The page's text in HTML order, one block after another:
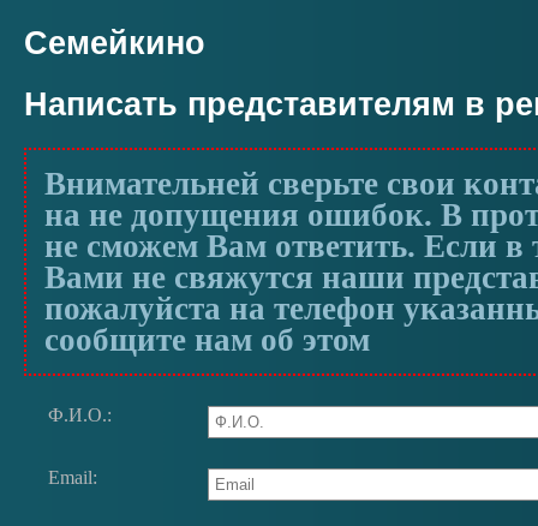
Семейкино
Написать представителям в
Внимательней сверьте свои
на не допущения ошибок. В
не сможем Вам ответить. Если в
Вами не свяжутся наши
пожалуйста на телефон
сообщите нам об этом
Ф.И.О.:
Email: